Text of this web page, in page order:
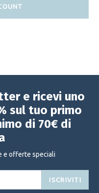
e ricevi uno
sul tuo primo
di 70€ di
e offerte speciali
ISCRIVITI